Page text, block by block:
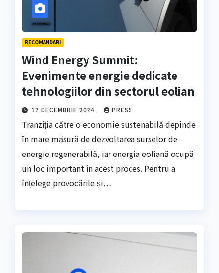
RECOMANDARI
Wind Energy Summit:
Evenimente energie dedicate
tehnologiilor din sectorul eolian
17 DECEMBRIE 2024 PRESS
Tranziția către o economie sustenabilă depinde
în mare măsură de dezvoltarea surselor de
energie regenerabilă, iar energia eoliană ocupă
un loc important în acest proces. Pentru a
înțelege provocările și…